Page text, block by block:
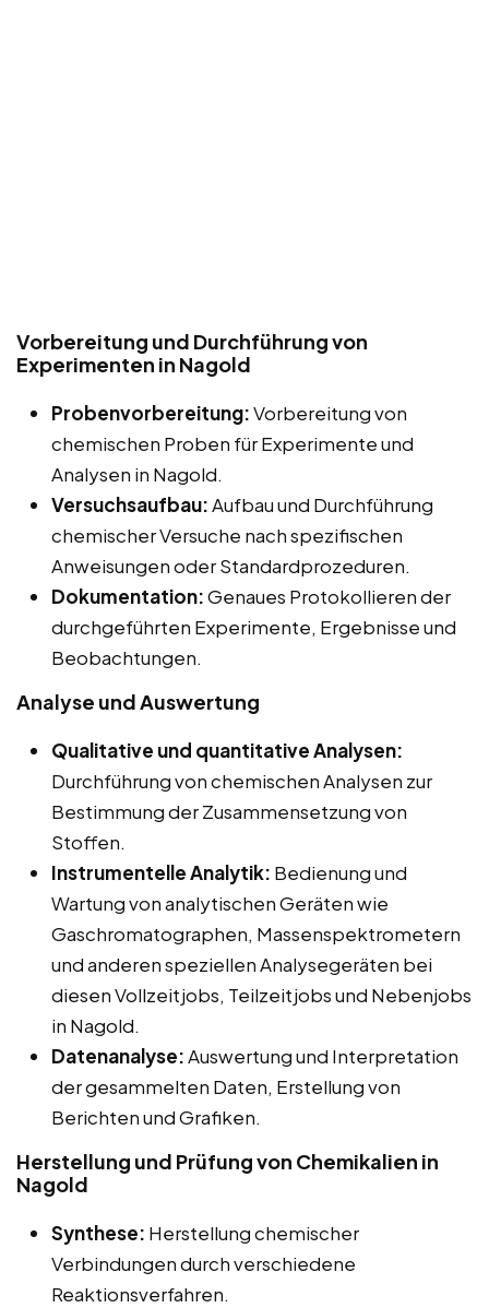
Vorbereitung und Durchführung von
Experimenten in Nagold
Probenvorbereitung:Vorbereitung von
chemischen Proben für Experimente und
Analysen in Nagold.
Versuchsaufbau:Aufbau und Durchführung
chemischer Versuche nach spezifischen
Anweisungen oder Standardprozeduren.
Dokumentation:Genaues Protokollieren der
durchgeführten Experimente, Ergebnisse und
Beobachtungen.
Analyse und Auswertung
Qualitative und quantitative Analysen:
Durchführung von chemischen Analysen zur
Bestimmung der Zusammensetzung von
Stoffen.
Instrumentelle Analytik: Bedienung und
Wartung von analytischen Geräten wie
Gaschromatographen, Massenspektrometern
und anderen speziellen Analysegeräten bei
diesen Vollzeitjobs, Teilzeitjobs und Nebenjobs
in Nagold.
Datenanalyse:Auswertung und Interpretation
der gesammelten Daten, Erstellung von
Berichten und Grafiken.
Herstellung und Prüfung von Chemikalien in
Nagold
Synthese: Herstellung chemischer
Verbindungen durch verschiedene
Reaktionsverfahren.